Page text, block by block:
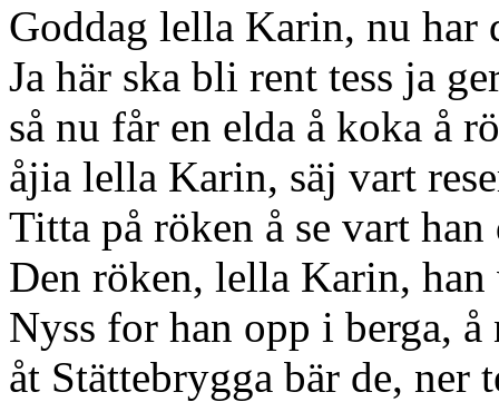
Goddag lella Karin, nu har
Ja här ska bli rent tess ja
så nu får en elda å koka å
åjia lella Karin, säj vart
Titta på röken å se vart han
Den röken, lella Karin,
Nyss for han opp i berga,
åt Stättebrygga bär de, ner